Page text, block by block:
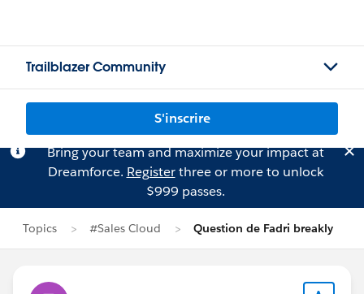
Trailblazer Community
S'inscrire
Bring your team and maximize your impact at
Dreamforce. Registerthree or more to unlock
$999 passes.
Topics #Sales Cloud Question de Fadri breakly